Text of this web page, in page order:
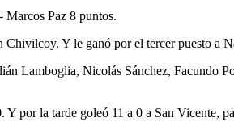
Marcos Paz 8 puntos.
Y le ganó por el tercer puesto a
Lamboglia, Nicolás Sánchez, Facundo
Y por la tarde goleó 11 a 0 a San Vicente,